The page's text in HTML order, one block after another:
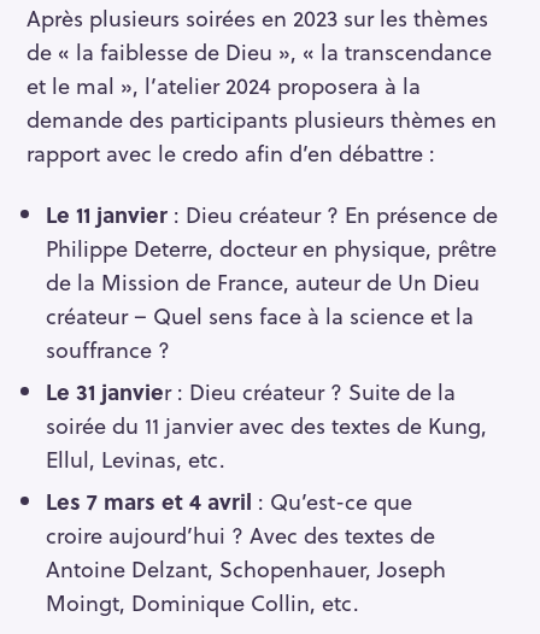
Après plusieurs soirées en 2023 sur les thèmes
de « la faiblesse de Dieu », « la transcendance
et le mal », l’atelier 2024 proposera à la
demande des participants plusieurs thèmes en
rapport avec le credo afin d’en débattre :
Le 11 janvier: Dieu créateur ? En présence de
Philippe Deterre, docteur en physique, prêtre
de la Mission de France, auteur de Un Dieu
créateur – Quel sens face à la science et la
souffrance ?
Le 31 janvier : Dieu créateur ? Suite de la
soirée du 11 janvier avec des textes de Kung,
Ellul, Levinas, etc.
Les 7 mars et 4 avril : Qu’est-ce que
croire aujourd’hui ? Avec des textes de
Antoine Delzant, Schopenhauer, Joseph
Moingt, Dominique Collin, etc.
S
e